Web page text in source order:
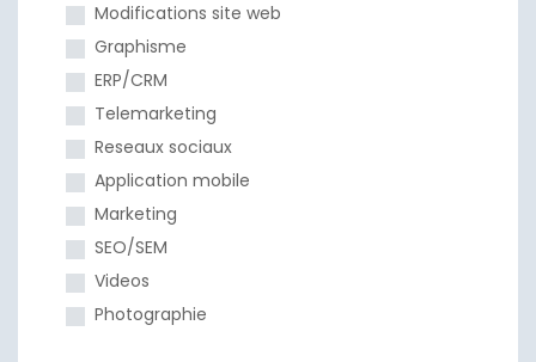
Modifications site web
Graphisme
ERP/CRM
Telemarketing
Reseaux sociaux
Application mobile
Marketing
SEO/SEM
Videos
Photographie